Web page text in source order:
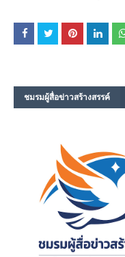
ชมรม​ผู้สื่อข่าวสร้างสรรค์​